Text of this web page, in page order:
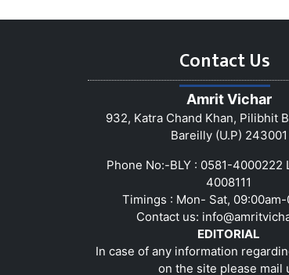
Contact Us
Amrit Vichar
932, Katra Chand Khan, Pilibhit
Bareilly (U.P) 243001
Phone No:-BLY : 0581-4000222
4008111
Timings : Mon- Sat,
Contact us:
EDITORIAL
In case of any information
on the site please mail